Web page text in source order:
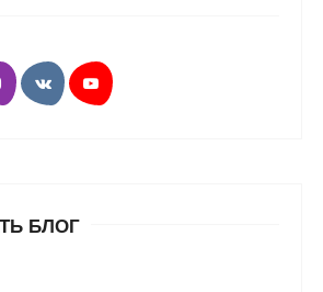
БЛОГ